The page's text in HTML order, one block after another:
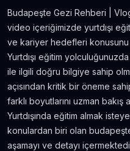
Evde Dil
İngilizce
6.403gör.
Budapeşte Gezi Rehberi | Vlog
video içeriğimizde yurtdışı
ve kariyer hedefleri konusunu
Yurtdışı eğitim
ile ilgili doğru bilgiye sahip
açısından kritik bir öneme
farklı boyutlarını uzman
Yurtdışında eğitim almak
konulardan biri olan
aşamayı ve detayı